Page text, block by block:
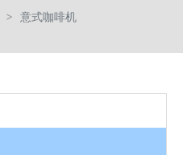
意式咖啡机